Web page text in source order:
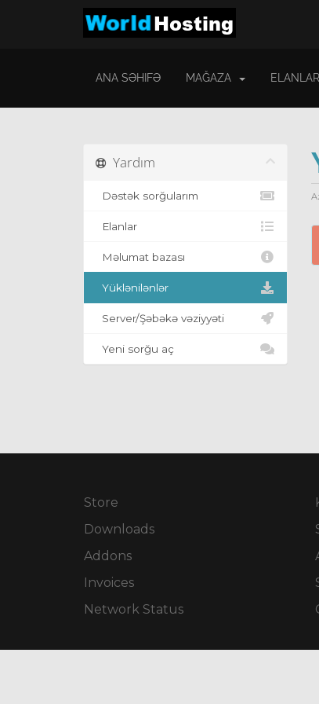
ANA SƏHIFƏ MAĞAZA ELANLAR
Yardım
Dəstək sorğularım
Elanlar
Məlumat bazası
Yüklənilənlər
Server/Şəbəkə vəziyyəti
Yeni sorğu aç
Store
Downloads
Addons
Invoices
Network Status